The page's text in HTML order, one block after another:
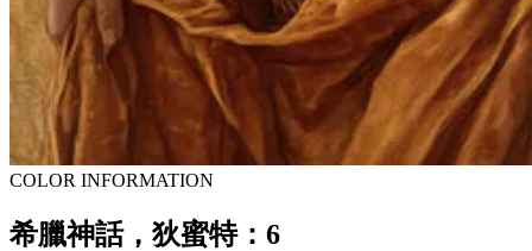
COLOR INFORMATION
希臘神話，狄蜜特：6